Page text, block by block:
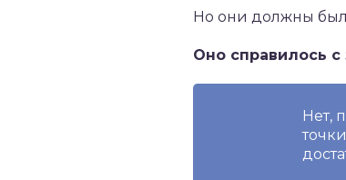
Но они должны
Оно справилось с
Нет,